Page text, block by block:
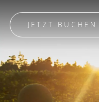
JETZT BUCHEN